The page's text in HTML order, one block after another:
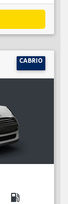
CABRIO
local_gas_station